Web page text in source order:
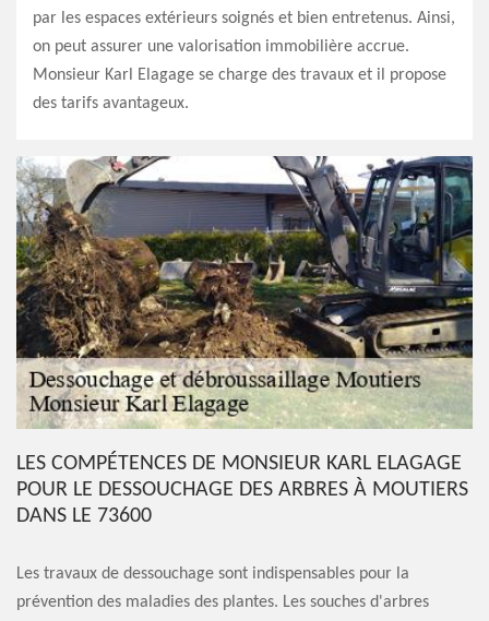
par les espaces extérieurs soignés et bien entretenus. Ainsi,
on peut assurer une valorisation immobilière accrue.
Monsieur Karl Elagage se charge des travaux et il propose
des tarifs avantageux.
LES COMPÉTENCES DE MONSIEUR KARL ELAGAGE
POUR LE DESSOUCHAGE DES ARBRES À MOUTIERS
DANS LE 73600
Les travaux de dessouchage sont indispensables pour la
prévention des maladies des plantes. Les souches d'arbres